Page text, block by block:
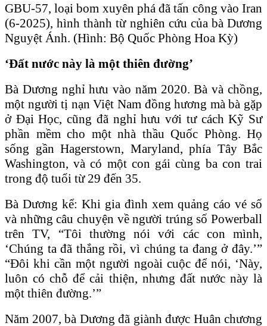
GBU-57, loại bom xuyên phá đã tấn công vào Iran
(6-2025), hình thành từ nghiên cứu của bà Dương
Nguyệt Ánh. (Hình: Bộ Quốc Phòng Hoa Kỳ)
‘Đất nước này là một thiên đường’
Bà Dương nghỉ hưu vào năm 2020. Bà và chồng,
một người tị nạn Việt Nam đồng hương mà bà gặp
ở Đại Học, cũng đã nghỉ hưu với tư cách Kỹ Sư
phần mềm cho một nhà thầu Quốc Phòng. Họ
sống gần Hagerstown, Maryland, phía Tây Bắc
Washington, và có một con gái cùng ba con trai
trong độ tuổi từ 29 đến 35.
Bà Dương kể: Khi gia đình xem quảng cáo vé số
và những câu chuyện về người trúng số Powerball
trên TV, “Tôi thường nói với các con mình,
‘Chúng ta đã thắng rồi, vì chúng ta đang ở đây.’”
“Đôi khi cần một người ngoài cuộc để nói, ‘Này,
luôn có chỗ để cải thiện, nhưng đất nước này là
một thiên đường.’”
Năm 2007, bà Dương đã giành được Huân chương